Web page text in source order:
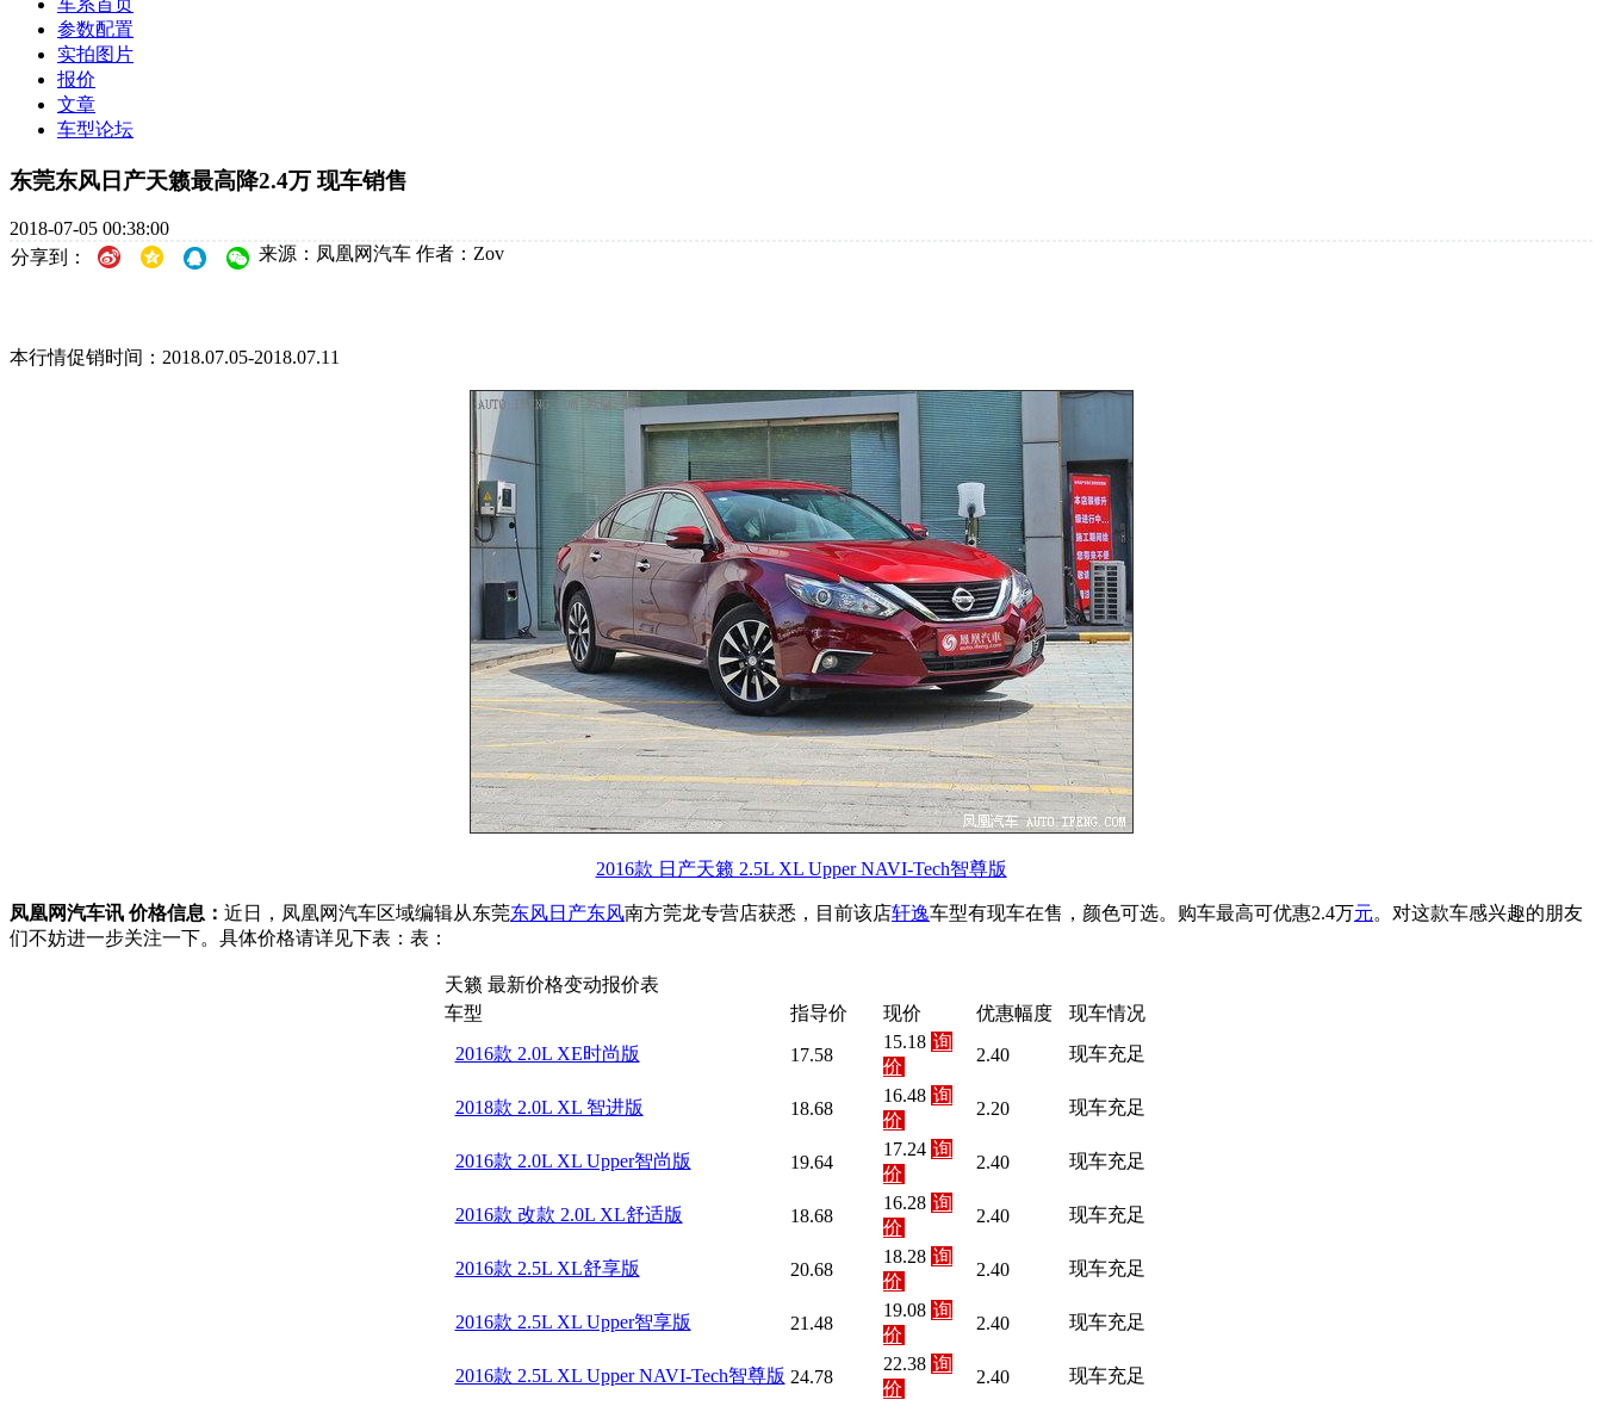
参数配置
实拍图片
报价
文章
车型论坛
东莞东风日产天籁最高降2.4万 现车销售
2018-07-05 00:38:00
分享到：
来源：凤凰网汽车 作者：Zov
本行情促销时间：2018.07.05-2018.07.11
2016款 日产天籁 2.5L XL Upper NAVI-Tech智尊版
凤凰网汽车讯 价格信息： 近日，凤凰网汽车区域编辑从东莞东风日产东风南方莞龙专营店获悉，目前该店轩逸车型有现车在售，颜色可选。购车最高可优惠2.4万元。对这款车感兴趣的朋友
们不妨进一步关注一下。具体价格请详见下表：表：
天籁 最新价格变动报价表
车型 指导价 现价 优惠幅度
现车情况
2016款 2.0L XE时尚版
17.58
15.18 询
价
2.40 现车充足
2018款 2.0L XL 智进版 18.68
16.48 询
价
2.20 现车充足
2016款 2.0L XL Upper智尚版 19.64
17.24 询
价
2.40 现车充足
2016款 改款 2.0L XL舒适版 18.68
16.28 询
价
2.40 现车充足
2016款 2.5L XL舒享版 20.68
18.28 询
价
2.40 现车充足
2016款 2.5L XL Upper智享版 21.48
19.08 询
价
2.40 现车充足
2016款 2.5L XL Upper NAVI-Tech智尊版 24.78
22.38 询
价
2.40 现车充足